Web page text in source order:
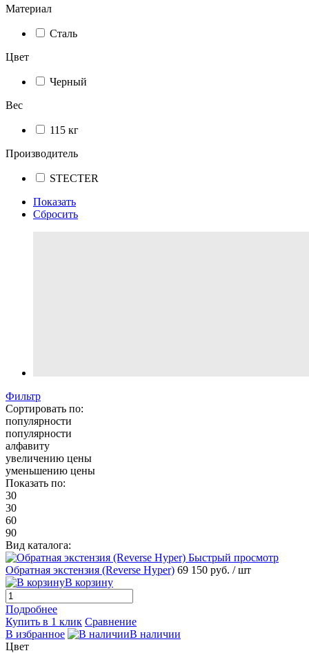
Материал
Сталь
Цвет
Черный
Вес
115 кг
Производитель
STECTER
Показать
Сбросить
Фильтр
Сортировать по:
популярности
популярности
алфавиту
увеличению цены
уменьшению цены
Показать по:
30
30
60
90
Вид каталога:
Быстрый просмотр
Обратная экстензия (Reverse Hyper) 69 150 руб. / шт
В корзину
Подробнее
Купить в 1 клик Сравнение
В избранное
В наличии
Цвет